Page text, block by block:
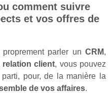
comment suivre
et vos offres de
parler un CRM,
relation client, vous pouvez
pour, de la manière la
de vos affaires.